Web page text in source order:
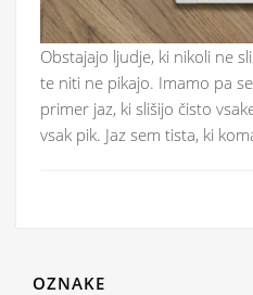
Obstajajo ljudje, ki nikoli ne
te niti ne pikajo. Imamo pa
primer jaz, ki slišijo čisto
vsak pik. Jaz sem tista, ki
OZNAKE